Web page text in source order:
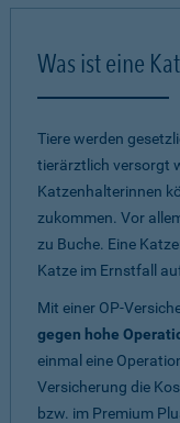
Was ist eine
Tiere werden
tierärztlich versorgt
Katzenhalterinnen
zukommen. Vor
zu Buche. Eine
Katze im Ernstfall
Mit einer OP-
gegen hohe
einmal eine
Versicherung die
bzw. im Premium